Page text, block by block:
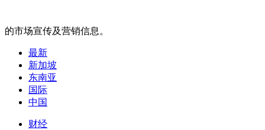
的市场宣传及营销信息。
最新
新加坡
东南亚
国际
中国
财经